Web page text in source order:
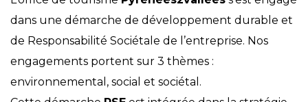
dans une démarche de développement durable et
de Responsabilité Sociétale de l’entreprise. Nos
engagements portent sur 3 thèmes :
environnemental, social et sociétal.